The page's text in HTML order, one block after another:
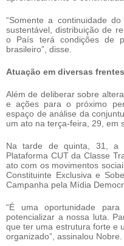
“Somente a continuidade
sustentável, distribuição de
o País terá condições de
brasileiro”, disse.
Atuação em diversas frentes
Além de deliberar sobre
e ações para o próximo
espaço de análise da
um ato na terça-feira, 29, em
Na tarde de quinta, 31, a
Plataforma CUT da Classe
ato com os movimentos
Constituinte Exclusiva e
Campanha pela Mídia
“É uma oportunidade
potencializar a nossa luta.
que ter uma estrutura forte e
organizado”, assinalou Nobre.